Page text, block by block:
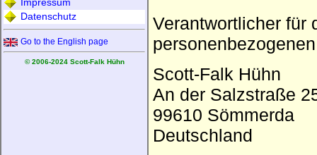
Impressum
Datenschutz
Go to the English page
© 2006-2024 Scott-Falk Hühn
Verantwortlicher für
Scott-Falk Hühn
An der Salzstraße
99610 Sömmerda
Deutschland